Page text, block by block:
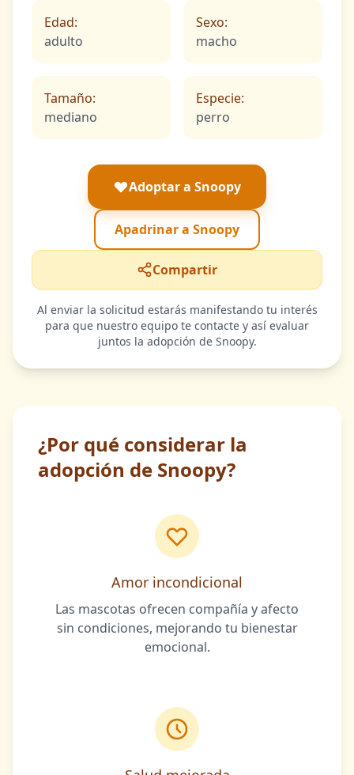
Edad:
adulto
Sexo:
macho
Tamaño:
mediano
Especie:
perro
Adoptar a Snoopy
Apadrinar a Snoopy
Compartir
Al enviar la solicitud estarás manifestando tu interés
para que nuestro equipo te contacte y así evaluar
juntos la adopción de Snoopy.
¿Por qué considerar la
adopción de Snoopy?
Amor incondicional
Las mascotas ofrecen compañía y afecto
sin condiciones, mejorando tu bienestar
emocional.